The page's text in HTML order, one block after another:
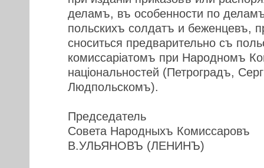
деламъ, въ особенности по
польскихъ солдатъ и беженцевъ,
сноситься предварительно съ
комиссарiатомъ при Народномъ
нацiональностей (Петроградъ,
Людпольскомъ).
Председатель
Совета Народныхъ Комиссаровъ
В.УЛЬЯНОВЪ (ЛЕНИНЪ)